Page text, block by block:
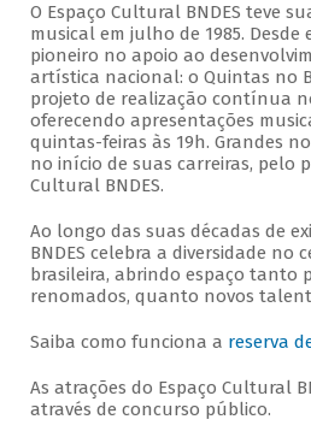
O Espaço Cultural BNDES teve
musical em julho de 1985.
pioneiro no apoio ao
artística nacional: o Quintas no
projeto de realização contínua
oferecendo apresentações
quintas-feiras às 19h. Grandes
no início de suas carreiras, pelo
Cultural BNDES.
Ao longo das suas décadas de
BNDES celebra a diversidade no
brasileira, abrindo espaço tanto
renomados, quanto novos
Saiba como funciona a reserva
As atrações do Espaço Cultural
através de concurso público.